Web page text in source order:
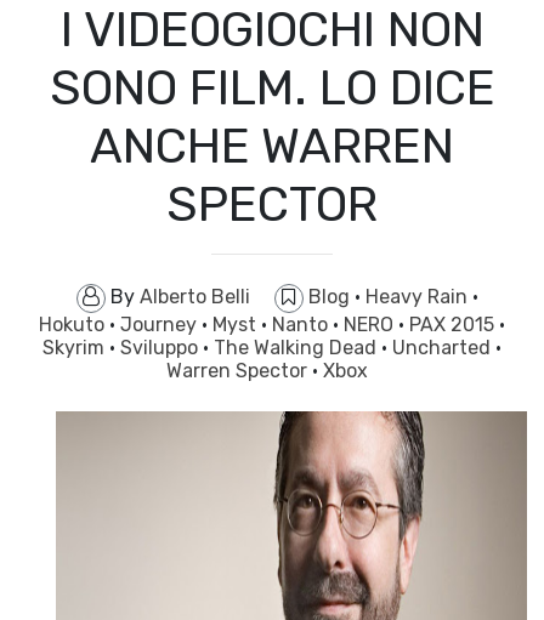
I VIDEOGIOCHI NON
SONO FILM. LO DICE
ANCHE WARREN
SPECTOR
By Alberto Belli Blog · Heavy Rain ·
Hokuto · Journey · Myst · Nanto · NERO · PAX 2015 ·
Skyrim · Sviluppo · The Walking Dead · Uncharted ·
Warren Spector · Xbox